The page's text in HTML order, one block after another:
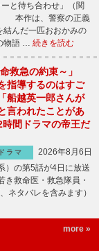
と待ち合わせ」（関
本作は、警察の正義
結んだ一匹おおかみの
物語 … 続きを読む
救急の約束～」
指導するのはすご
船越英一郎さんが
言われたことがあ
間ドラマの帝王だ
ドラマ
2026年8月6日
）の第5話が4日に放送
救命医・救急隊員・
ネタバレを含みます）
more »